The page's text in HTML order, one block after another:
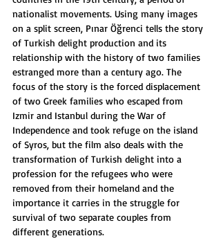
nationalist movements. Using many images
on a split screen, Pınar Öğrenci tells the story
of Turkish delight production and its
relationship with the history of two families
estranged more than a century ago. The
focus of the story is the forced displacement
of two Greek families who escaped from
Izmir and Istanbul during the War of
Independence and took refuge on the island
of Syros, but the film also deals with the
transformation of Turkish delight into a
profession for the refugees who were
removed from their homeland and the
importance it carries in the struggle for
survival of two separate couples from
different generations.